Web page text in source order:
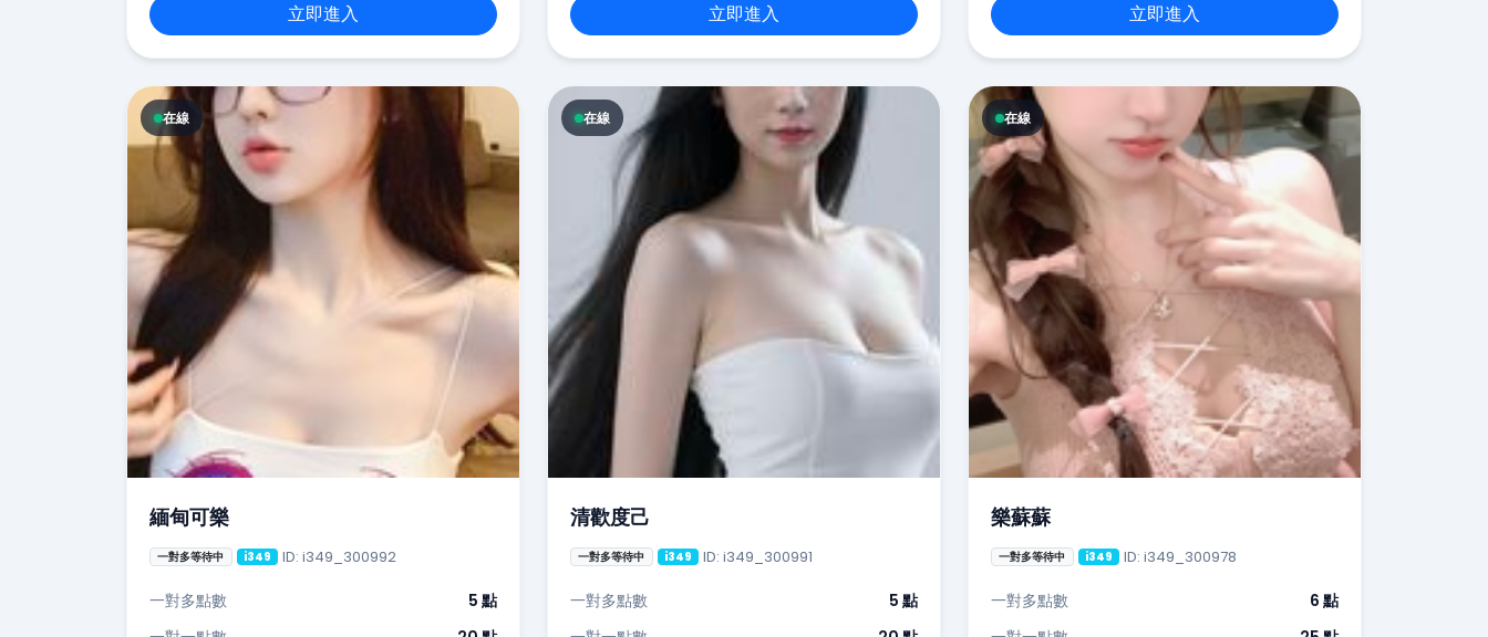
立即進入 立即進入 立即進入
在線
緬甸可樂
一對多等待中 i349 ID: i349_300992
一對多點數
5 點
在線
清歡度己
一對多等待中 i349 ID: i349_300991
一對多點數
5 點
在線
樂蘇蘇
一對多等待中 i349 ID: i349_300978
一對多點數
6 點